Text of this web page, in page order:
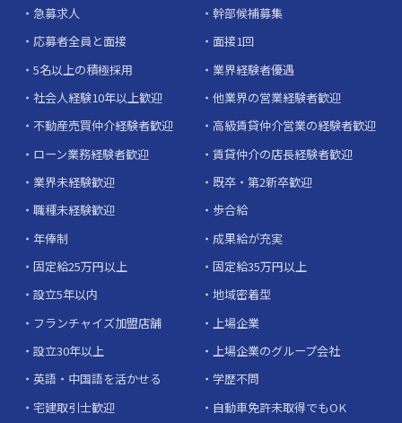
急募求人
幹部候補募集
応募者全員と面接
面接1回
5名以上の積極採用
業界経験者優遇
社会人経験10年以上歓迎
他業界の営業経験者歓迎
不動産売買仲介経験者歓迎
高級賃貸仲介営業の経験者歓迎
ローン業務経験者歓迎
賃貸仲介の店長経験者歓迎
業界未経験歓迎
既卒・第2新卒歓迎
職種未経験歓迎
歩合給
年俸制
成果給が充実
固定給25万円以上
固定給35万円以上
設立5年以内
地域密着型
フランチャイズ加盟店舗
上場企業
設立30年以上
上場企業のグループ会社
英語・中国語を活かせる
学歴不問
宅建取引士歓迎
自動車免許未取得でもOK